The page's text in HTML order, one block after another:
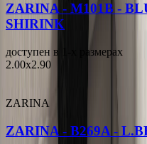
ZARINA - M101B -
SHIRINK
доступен в 1-x размерах
2.00x2.90
ZARINA
ZARINA - B269A -